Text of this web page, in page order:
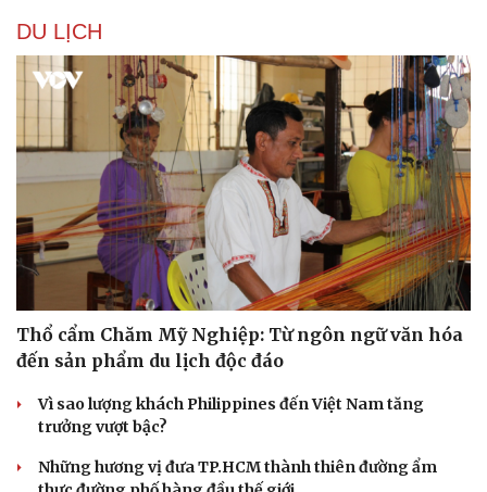
DU LỊCH
Thổ cẩm Chăm Mỹ Nghiệp: Từ ngôn ngữ văn hóa
đến sản phẩm du lịch độc đáo
Vì sao lượng khách Philippines đến Việt Nam tăng
trưởng vượt bậc?
Những hương vị đưa TP.HCM thành thiên đường ẩm